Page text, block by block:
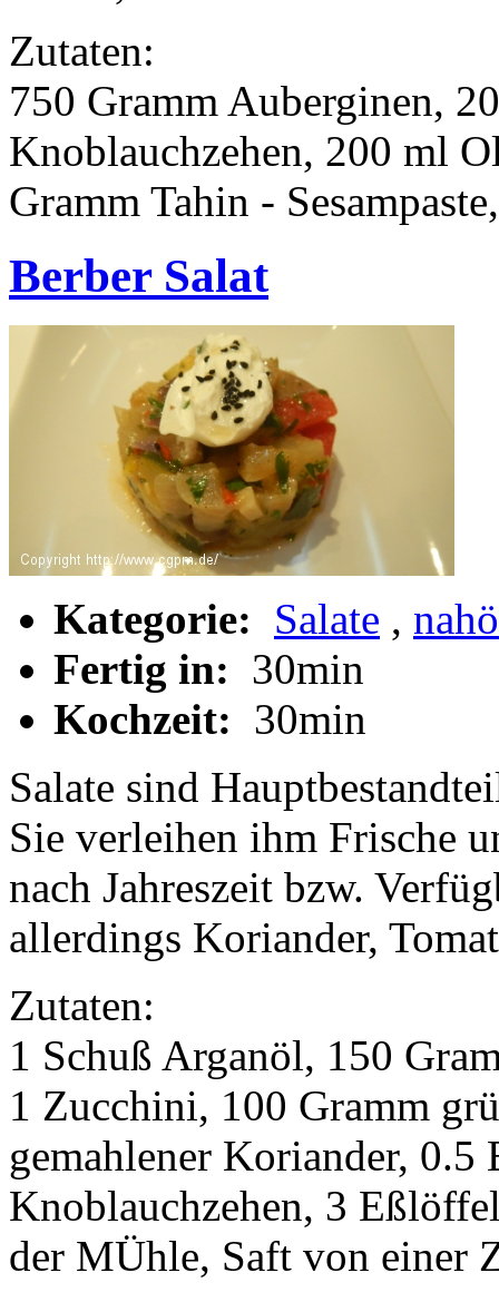
Zutaten:
750 Gramm Auberginen,
Knoblauchzehen, 200 ml
Gramm Tahin -
Berber Salat
Kategorie: Salate ,
Fertig in: 30min
Kochzeit: 30min
Salate sind
Sie verleihen ihm Frische
nach Jahreszeit bzw.
allerdings Koriander,
Zutaten:
1 Schuß Arganöl, 150
1 Zucchini, 100 Gramm
gemahlener Koriander, 0.5
Knoblauchzehen, 3
der MÜhle, Saft von einer